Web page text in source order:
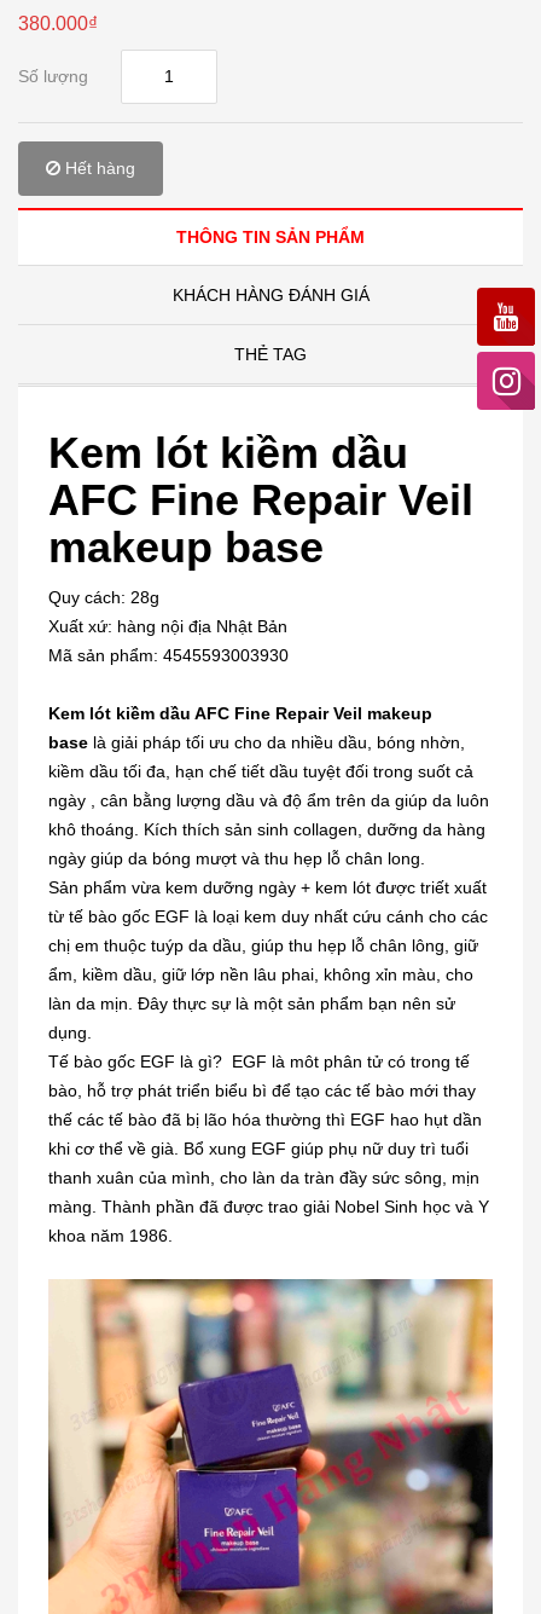
380.000₫
Số lượng
Hết hàng
THÔNG TIN SẢN PHẨM
KHÁCH HÀNG ĐÁNH GIÁ
THẺ TAG
Kem lót kiềm dầu
AFC Fine Repair Veil
makeup base
Quy cách: 28g
Xuất xứ: hàng nội địa Nhật Bản
Mã sản phẩm: 4545593003930
Kem lót kiềm dầu AFC Fine Repair Veil makeup
base là giải pháp tối ưu cho da nhiều dầu, bóng nhờn,
kiềm dầu tối đa, hạn chế tiết dầu tuyệt đối trong suốt cả
ngày , cân bằng lượng dầu và độ ẩm trên da giúp da luôn
khô thoáng. Kích thích sản sinh collagen, dưỡng da hàng
ngày giúp da bóng mượt và thu hẹp lỗ chân long.
Sản phẩm vừa kem dưỡng ngày + kem lót được triết xuất
từ tế bào gốc EGF là loại kem duy nhất cứu cánh cho các
chị em thuộc tuýp da dầu, giúp thu hẹp lỗ chân lông, giữ
ẩm, kiềm dầu, giữ lớp nền lâu phai, không xỉn màu, cho
làn da mịn. Đây thực sự là một sản phẩm bạn nên sử
dụng.
Tế bào gốc EGF là gì? EGF là môt phân tử có trong tế
bào, hỗ trợ phát triển biểu bì để tạo các tế bào mới thay
thế các tế bào đã bị lão hóa thường thì EGF hao hụt dần
khi cơ thể về già. Bổ xung EGF giúp phụ nữ duy trì tuổi
thanh xuân của mình, cho làn da tràn đầy sức sông, mịn
màng. Thành phần đã được trao giải Nobel Sinh học và Y
khoa năm 1986.